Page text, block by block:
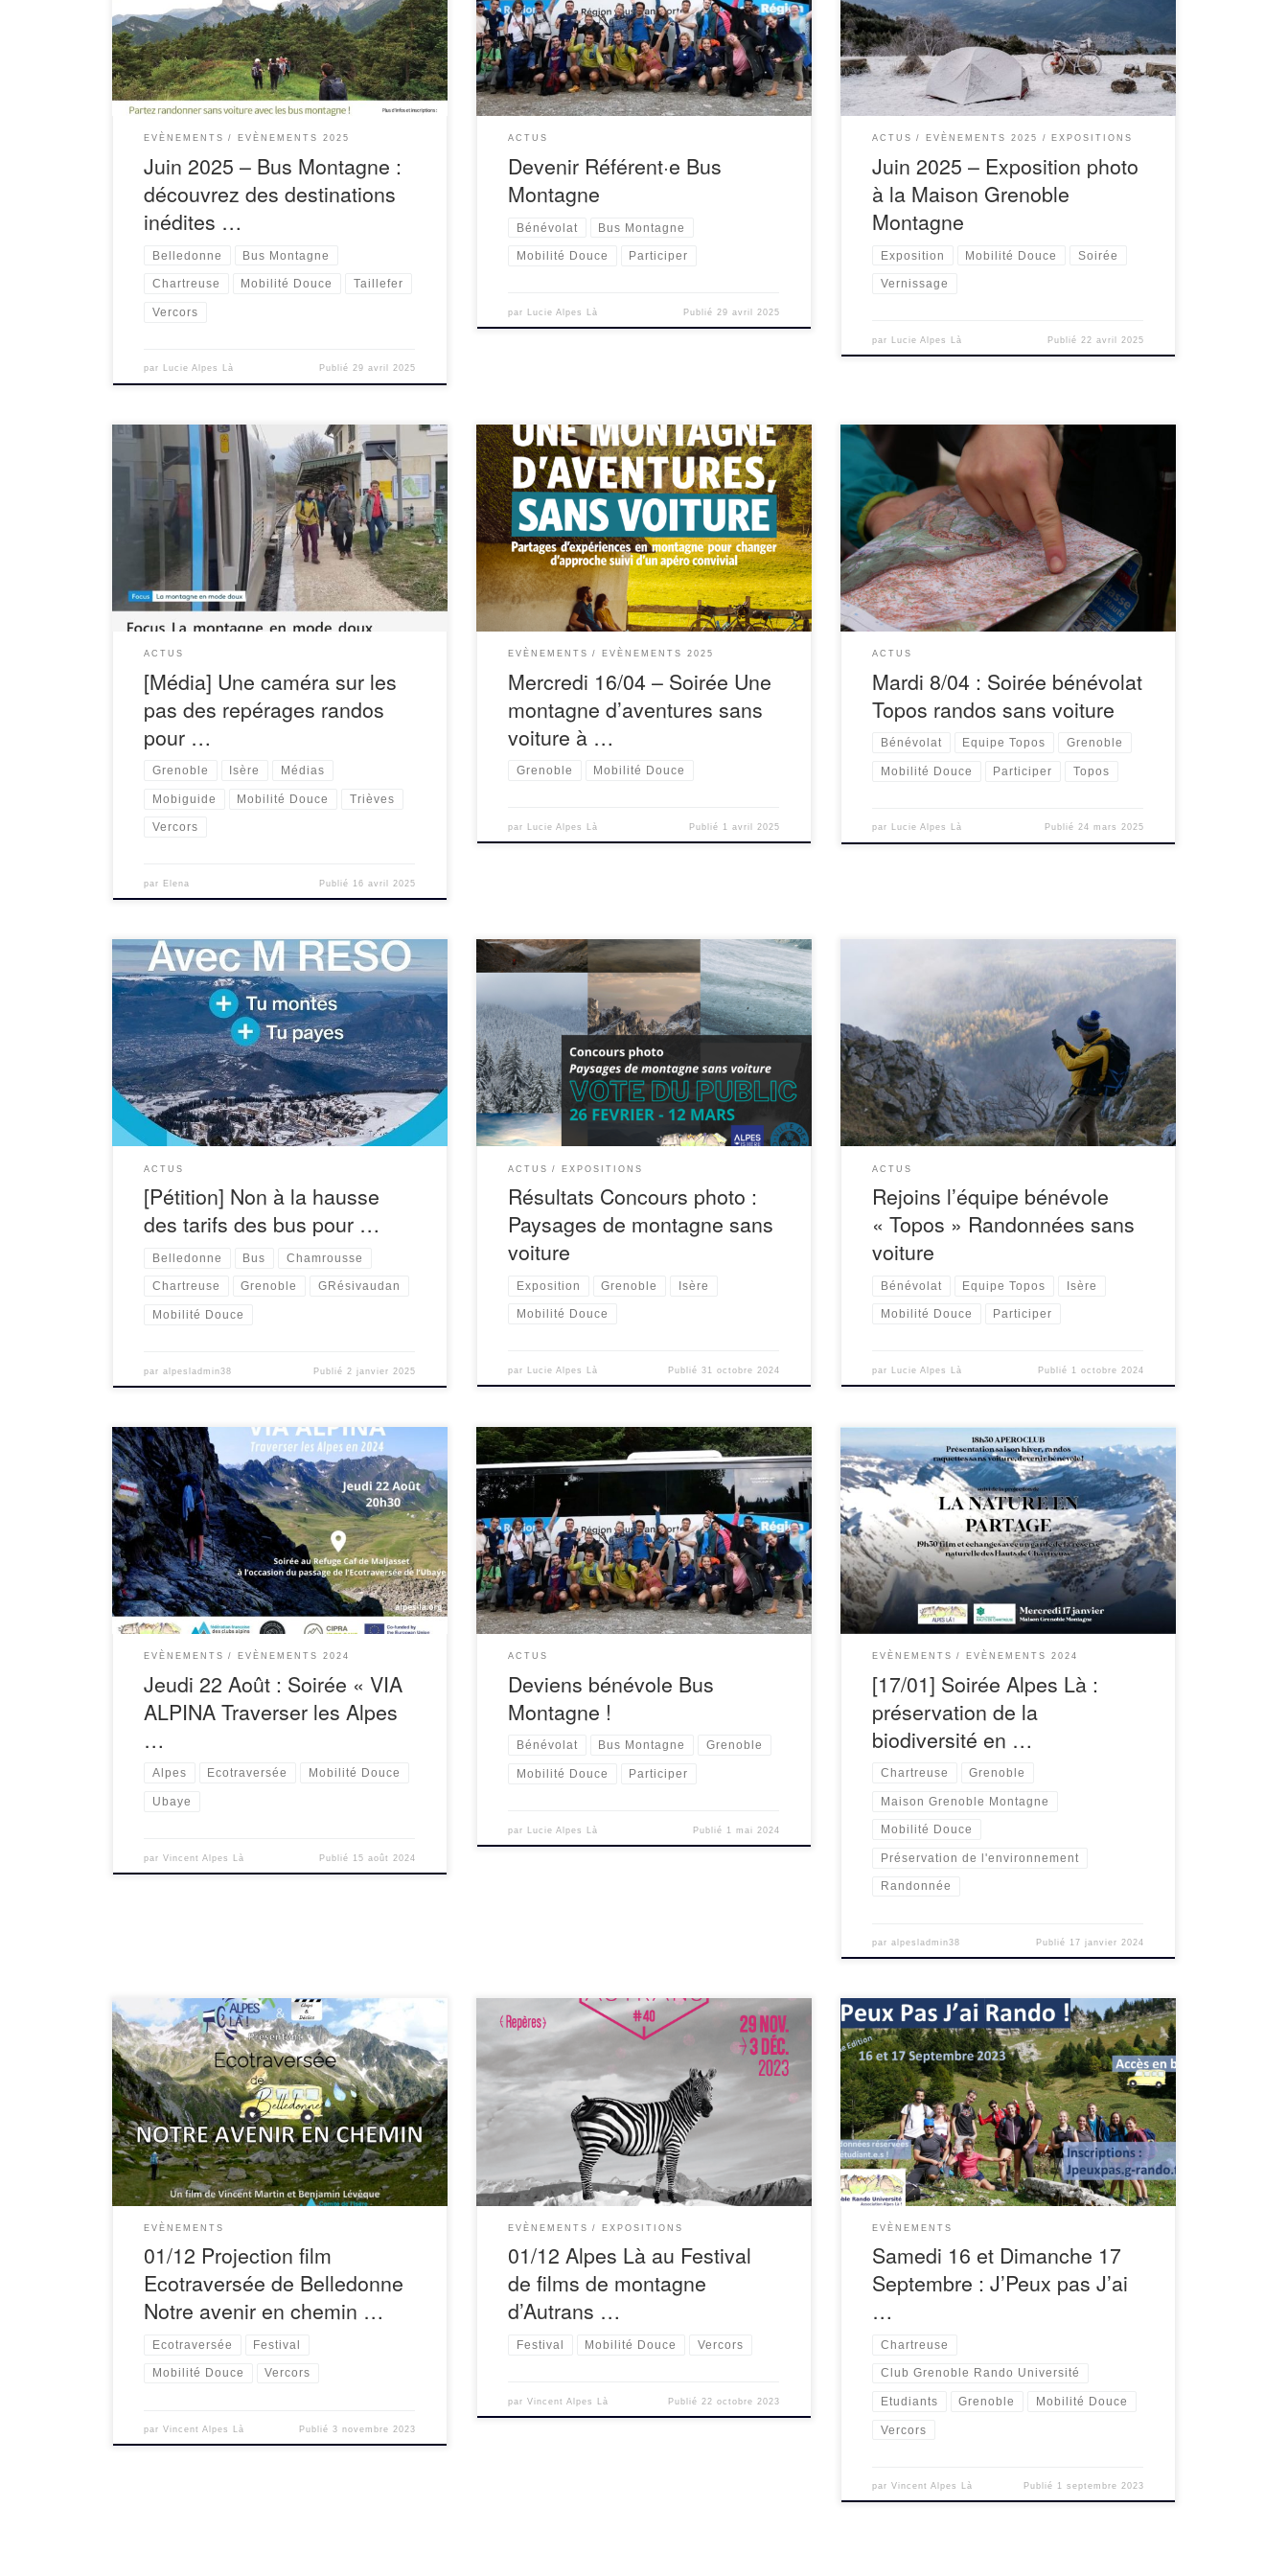
d’un massif autour de Grenoble, en partenariat
avec le programme TIMS, la Ville […]
EVÈNEMENTS EVÈNEMENTS 2025
Juin 2025 – Bus Montagne :
découvrez des destinations
inédites …
Belledonne Bus Montagne
Chartreuse Mobilité Douce Taillefer
Vercors
par Lucie Alpes Là Publié 29 avril 2025
Il s’agit principalement : – d’être présent·e à 7h50
au RDV parking MC2 Grenoble pour accueillir les
[…]
ACTUS
Devenir Référent·e Bus
Montagne
Bénévolat Bus Montagne
Mobilité Douce Participer
par Lucie Alpes Là Publié 29 avril 2025
Grenoble Montagne Du 21 mai au 28 juin, nous
vous invitons à venir […]
ACTUS EVÈNEMENTS 2025 EXPOSITIONS
Juin 2025 – Exposition photo
à la Maison Grenoble
Montagne
Exposition Mobilité Douce Soirée
Vernissage
par Lucie Alpes Là Publié 22 avril 2025
Deux reportages ont été réalisé récemment pour
mettre en lumière les randonnées accessible
sans voiture en Isère.
Avec France 3 National
Le 26 mars 2025, France 3 National nous […]
ACTUS
[Média] Une caméra sur les
pas des repérages randos
pour …
Grenoble Isère Médias
Mobiguide Mobilité Douce Trièves
Vercors
par Elena Publié 16 avril 2025
Le mercredi 16 avril à 19h, nous vous invitons à
nous rejoindre pour une soirée mobilité douce en
montagne organisée en partenariat avec
Mountain Wilderness, CampToCamp, la Maison
Grenoble Montagne […]
EVÈNEMENTS EVÈNEMENTS 2025
Mercredi 16/04 – Soirée Une
montagne d’aventures sans
voiture à …
Grenoble Mobilité Douce
par Lucie Alpes Là Publié 1 avril 2025
Le groupe bénévole topos se réunit le 8 avril
2025 ! Ce sera l’occasion d’organiser les
repérages de nouveaux topos en mobilité douce
et la fin de la mise en […]
ACTUS
Mardi 8/04 : Soirée bénévolat
Topos randos sans voiture
Bénévolat Equipe Topos Grenoble
Mobilité Douce Participer Topos
par Lucie Alpes Là Publié 24 mars 2025
L’association Alpes Là, au côté d’autres
associations, demande le retour à une tarification
unifiée pour l’ensemble des bus du réseau M-
Réso (fusion des réseaux Tag – Métropole de
Grenoble et […]
ACTUS
[Pétition] Non à la hausse
des tarifs des bus pour …
Belledonne Bus Chamrousse
Chartreuse Grenoble GRésivaudan
Mobilité Douce
paralpesladmin38 Publié 2 janvier 2025
En partenariat avec Cliquer ici pour accéder à
l’intégralité des photos & descriptifs d’accès ( on
conseille d’y accéder sur un ordinateur pour
profiter pleinement des photographies ) Résultats
du […]
ACTUS EXPOSITIONS
Résultats Concours photo :
Paysages de montagne sans
voiture
Exposition Grenoble Isère
Mobilité Douce
par Lucie Alpes Là Publié 31 octobre 2024
L’association Alpes Là travaille régulièrement sur
de nouveaux topos de randonnées accessible en
transport en commun ou vélo. Les topos sont
ensuite publiés soit en format papier (ex : livre
[…]
ACTUS
Rejoins l’équipe bénévole
« Topos » Randonnées sans
voiture
Bénévolat Equipe Topos Isère
Mobilité Douce Participer
par Lucie Alpes Là Publié 1 octobre 2024
Soirée « Via Alpina – Traverser les Alpes en
2024 »A partir de 20h30 : Soirée proposée avec
Cipra France, à l’occasion du passage de
l’Ecotraversée en Ubaye-Mercantour.
Présentation de l’itinéraire Via Alpina […]
EVÈNEMENTS EVÈNEMENTS 2024
Jeudi 22 Août : Soirée « VIA
ALPINA Traverser les Alpes
…
Alpes Ecotraversée Mobilité Douce
Ubaye
parVincent Alpes Là Publié 15 août 2024
Notre association organise au mois de juin des
Bus Montagne pour proposer de rejoindre sans
voiture depuis Grenoble des destinations inédites
(pas de bus existant en temps normal). Pour
organiser […]
ACTUS
Deviens bénévole Bus
Montagne !
Bénévolat Bus Montagne Grenoble
Mobilité Douce Participer
par Lucie Alpes Là Publié 1 mai 2024
Le mercredi 17 janvier, nous organisons une
soirée à la Maison Grenoble Montagne sur la
préservation de la biodiversité en Chartreuse en
partenariat avec la Réserve naturelle des Hauts
de Chartreuse. En début […]
EVÈNEMENTS EVÈNEMENTS 2024
[17/01] Soirée Alpes Là :
préservation de la
biodiversité en …
Chartreuse Grenoble
Maison Grenoble Montagne
Mobilité Douce
Préservation de l'environnement
Randonnée
paralpesladmin38 Publié 17 janvier 2024
A l’occasion du Festival d’Autrans, nous
proposons une projection du film » Ecotraversée
de Belledonne Notre avenir en chemin » réalisé
par Benjamin Lévêque et Vincent Martin – 45
min en présence d’un des […]
EVÈNEMENTS
01/12 Projection film
Ecotraversée de Belledonne
Notre avenir en chemin …
Ecotraversée Festival
Mobilité Douce Vercors
parVincent Alpes Là Publié 3 novembre 2023
Notre association sera présente au Festival
international de films de montagne d’Autrans
dans le Vercors qui a lieu cette année du 29
novembre 2023 au 3 décembre 2023. Au
programme, […]
EVÈNEMENTS EXPOSITIONS
01/12 Alpes Là au Festival
de films de montagne
d’Autrans …
Festival Mobilité Douce Vercors
parVincent Alpes Là Publié 22 octobre 2023
La 5ème édition de l’événement J’Peux Pas J’ai
Rando, la rentrée étudiante en montagne, aura
lieu les samedi et dimanche 16 et 17 septembre
2023. De nombreuses randonnées proposées
aux […]
EVÈNEMENTS
Samedi 16 et Dimanche 17
Septembre : J’Peux pas J’ai
…
Chartreuse
Club Grenoble Rando Université
Etudiants Grenoble Mobilité Douce
Vercors
parVincent Alpes Là Publié 1 septembre 2023